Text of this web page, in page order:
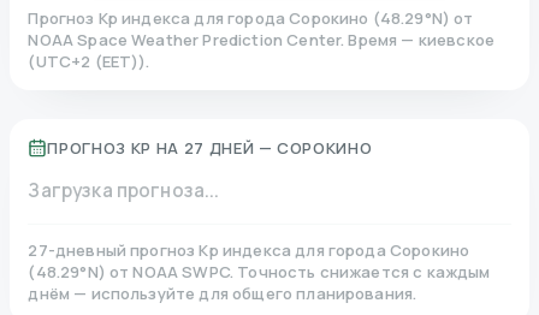
Прогноз Kp индекса для города Сорокино (48.29°N)от
NOAA Space Weather Prediction Center. Время — киевское
(UTC+2 (EET)).
ПРОГНОЗ KP НА 27 ДНЕЙ — СОРОКИНО
Загрузка прогноза...
27-дневный прогноз Kp индекса для города Сорокино
(48.29°N)от NOAA SWPC. Точность снижается с каждым
днём — используйте для общего планирования.